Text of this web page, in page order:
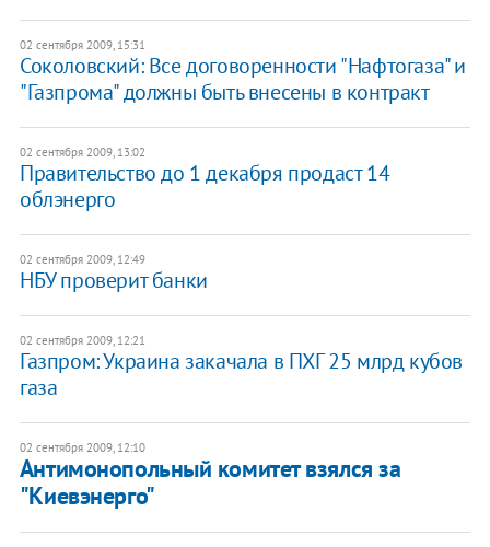
02 сентября 2009, 15:31
Соколовский: Все договоренности "Нафтогаза" и
"Газпрома" должны быть внесены в контракт
02 сентября 2009, 13:02
Правительство до 1 декабря продаст 14
облэнерго
02 сентября 2009, 12:49
НБУ проверит банки
02 сентября 2009, 12:21
Газпром: Украина закачала в ПХГ 25 млрд кубов
газа
02 сентября 2009, 12:10
Антимонопольный комитет взялся за
"Киевэнерго"